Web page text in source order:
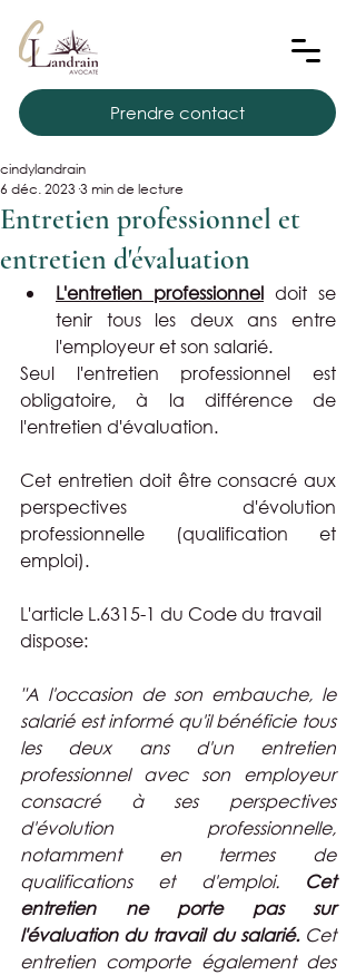
Prendre contact
Entretien professionnel et
entretien d'évaluation
cindylandrain
6 déc. 2023 3 min de lecture
L'entretien professionnel doit se
tenir tous les deux ans entre
l'employeur et son salarié.
Seul l'entretien professionnel est
obligatoire, à la différence de
l'entretien d'évaluation.
Cet entretien doit être consacré aux
perspectives d'évolution
professionnelle (qualification et
emploi).
L'article L.6315-1 du Code du travail
dispose:
"A l'occasion de son embauche, le
salarié est informé qu'il bénéficie tous
les deux ans d'un entretien
professionnel avec son employeur
consacré à ses perspectives
d'évolution professionnelle,
notamment en termes de
qualifications et d'emploi. Cet
entretien ne porte pas sur
l'évaluation du travail du salarié. Cet
entretien comporte également des